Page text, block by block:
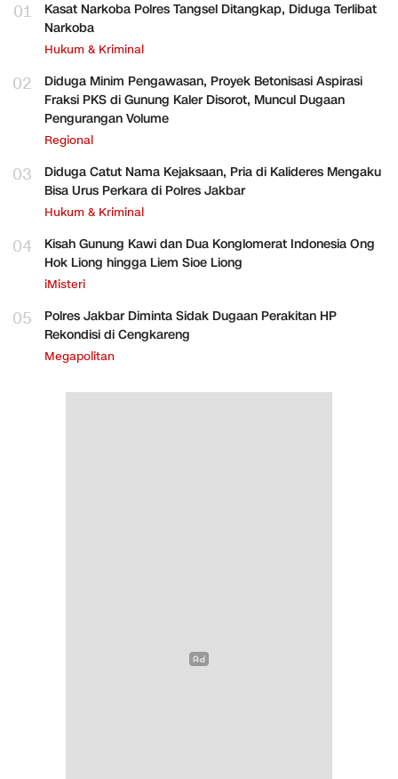
01
Kasat Narkoba Polres Tangsel Ditangkap, Diduga Terlibat
Narkoba
Hukum & Kriminal
02
Diduga Minim Pengawasan, Proyek Betonisasi Aspirasi
Fraksi PKS di Gunung Kaler Disorot, Muncul Dugaan
Pengurangan Volume
Regional
03
Diduga Catut Nama Kejaksaan, Pria di Kalideres Mengaku
Bisa Urus Perkara di Polres Jakbar
Hukum & Kriminal
04
Kisah Gunung Kawi dan Dua Konglomerat Indonesia Ong
Hok Liong hingga Liem Sioe Liong
iMisteri
05
Polres Jakbar Diminta Sidak Dugaan Perakitan HP
Rekondisi di Cengkareng
Megapolitan